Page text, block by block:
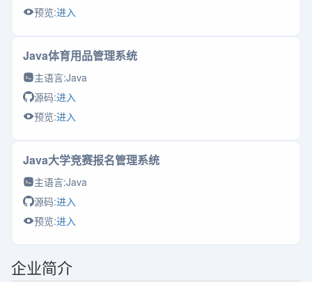
预览:进入
Java体育用品管理系统
主语言:Java
源码:进入
预览:进入
Java大学竞赛报名管理系统
主语言:Java
源码:进入
预览:进入
企业简介